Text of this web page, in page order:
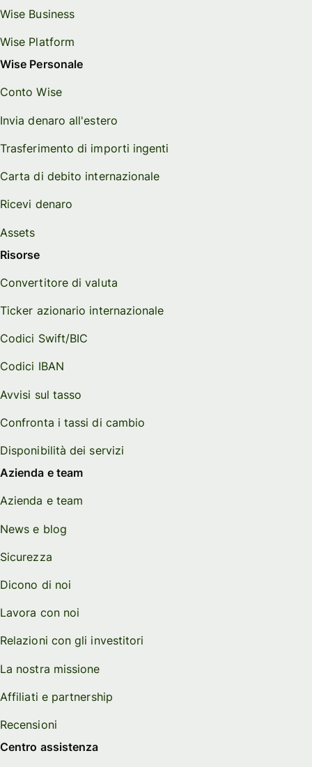
Wise Business
Wise Platform
Wise Personale
Conto Wise
Invia denaro all'estero
Trasferimento di importi ingenti
Carta di debito internazionale
Ricevi denaro
Assets
Risorse
Convertitore di valuta
Ticker azionario internazionale
Codici Swift/BIC
Codici IBAN
Avvisi sul tasso
Confronta i tassi di cambio
Disponibilità dei servizi
Azienda e team
Azienda e team
News e blog
Sicurezza
Dicono di noi
Lavora con noi
Relazioni con gli investitori
La nostra missione
Affiliati e partnership
Recensioni
Centro assistenza